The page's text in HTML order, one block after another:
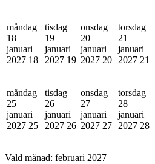
måndag
18
januari
2027 18
tisdag
19
januari
2027 19
onsdag
20
januari
2027 20
torsdag
21
januari
2027 21
måndag
25
januari
2027 25
tisdag
26
januari
2027 26
onsdag
27
januari
2027 27
torsdag
28
januari
2027 28
Vald månad: februari 2027